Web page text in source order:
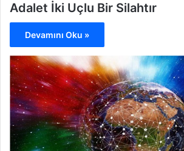
Adalet İki Uçlu Bir Silahtır
Devamını Oku »